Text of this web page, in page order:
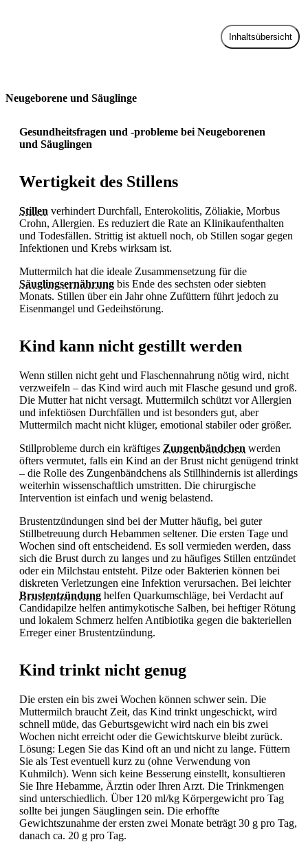
Inhaltsübersicht
Neugeborene und Säuglinge
Gesundheitsfragen und -probleme bei Neugeborenen
und Säuglingen
Wertigkeit des Stillens
Stillen verhindert Durchfall, Enterokolitis, Zöliakie, Morbus
Crohn, Allergien. Es reduziert die Rate an Klinikaufenthalten
und Todesfällen. Strittig ist aktuell noch, ob Stillen sogar gegen
Infektionen und Krebs wirksam ist.
Muttermilch hat die ideale Zusammensetzung für die
Säuglingsernährung bis Ende des sechsten oder siebten
Monats. Stillen über ein Jahr ohne Zufüttern führt jedoch zu
Eisenmangel und Gedeihstörung.
Kind kann nicht gestillt werden
Wenn stillen nicht geht und Flaschennahrung nötig wird, nicht
verzweifeln – das Kind wird auch mit Flasche gesund und groß.
Die Mutter hat nicht versagt. Muttermilch schützt vor Allergien
und infektiösen Durchfällen und ist besonders gut, aber
Muttermilch macht nicht klüger, emotional stabiler oder größer.
Stillprobleme durch ein kräftiges Zungenbändchen werden
öfters vermutet, falls ein Kind an der Brust nicht genügend trinkt
– die Rolle des Zungenbändchens als Stillhindernis ist allerdings
weiterhin wissenschaftlich umstritten. Die chirurgische
Intervention ist einfach und wenig belastend.
Brustentzündungen sind bei der Mutter häufig, bei guter
Stillbetreuung durch Hebammen seltener. Die ersten Tage und
Wochen sind oft entscheidend. Es soll vermieden werden, dass
sich die Brust durch zu langes und zu häufiges Stillen entzündet
oder ein Milchstau entsteht. Pilze oder Bakterien können bei
diskreten Verletzungen eine Infektion verursachen. Bei leichter
Brustentzündung helfen Quarkumschläge, bei Verdacht auf
Candidapilze helfen antimykotische Salben, bei heftiger Rötung
und lokalem Schmerz helfen Antibiotika gegen die bakteriellen
Erreger einerBrustentzündung.
Kind trinkt nicht genug
Die ersten ein bis zwei Wochen können schwer sein. Die
Muttermilch braucht Zeit, das Kind trinkt ungeschickt, wird
schnell müde, das Geburtsgewicht wird nach ein bis zwei
Wochen nicht erreicht oder die Gewichtskurve bleibt zurück.
Lösung: Legen Sie das Kind oft an und nicht zu lange. Füttern
Sie als Test eventuell kurz zu (ohne Verwendung von
Kuhmilch). Wenn sich keine Besserung einstellt, konsultieren
Sie Ihre Hebamme, Ärztin oder Ihren Arzt. Die Trinkmengen
sind unterschiedlich. Über 120 ml/kg Körpergewicht pro Tag
sollte bei jungen Säuglingen sein. Die erhoffte
Gewichtszunahme der ersten zwei Monate beträgt 30 g pro Tag,
danach ca. 20 g pro Tag.